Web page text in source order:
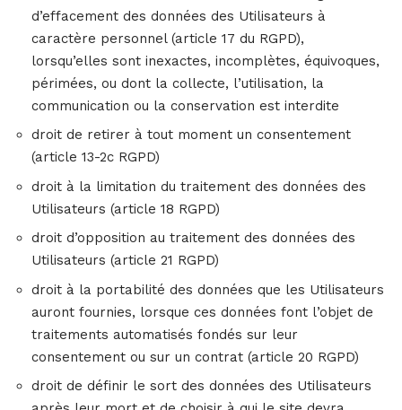
d’effacement des données des Utilisateurs à
caractère personnel (article 17 du RGPD),
lorsqu’elles sont inexactes, incomplètes, équivoques,
périmées, ou dont la collecte, l’utilisation, la
communication ou la conservation est interdite
droit de retirer à tout moment un consentement
(article 13-2c RGPD)
droit à la limitation du traitement des données des
Utilisateurs (article 18 RGPD)
droit d’opposition au traitement des données des
Utilisateurs (article 21 RGPD)
droit à la portabilité des données que les Utilisateurs
auront fournies, lorsque ces données font l’objet de
traitements automatisés fondés sur leur
consentement ou sur un contrat (article 20 RGPD)
droit de définir le sort des données des Utilisateurs